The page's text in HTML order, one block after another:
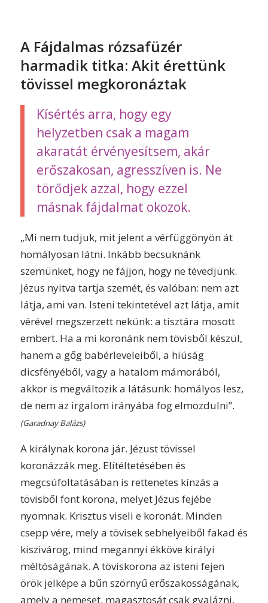
A Fájdalmas rózsafüzér
harmadik titka: Akit érettünk
tövissel megkoronáztak
Kísértés arra, hogy egy
helyzetben csak a magam
akaratát érvényesítsem, akár
erőszakosan, agresszíven is. Ne
törődjek azzal, hogy ezzel
másnak fájdalmat okozok.
„Mi nem tudjuk, mit jelent a vérfüggönyön át
homályosan látni. Inkább becsuknánk
szemünket, hogy ne fájjon, hogy ne tévedjünk.
Jézus nyitva tartja szemét, és valóban: nem azt
látja, ami van. Isteni tekintetével azt látja, amit
vérével megszerzett nekünk: a tisztára mosott
embert. Ha a mi koronánk nem tövisből készül,
hanem a gőg babérleveleiből, a hiúság
dicsfényéből, vagy a hatalom mámorából,
akkor is megváltozik a látásunk: homályos lesz,
de nem az irgalom irányába fog elmozdulni”.
(Garadnay Balázs)
A királynak korona jár. Jézust tövissel
koronázzák meg. Elítéltetésében és
megcsúfoltatásában is rettenetes kínzás a
tövisből font korona, melyet Jézus fejébe
nyomnak. Krisztus viseli e koronát. Minden
csepp vére, mely a tövisek sebhelyeiből fakad és
kiszivárog, mind megannyi ékköve királyi
méltóságának. A töviskorona az isteni fejen
örök jelképe a bűn szörnyű erőszakosságának,
amely a nemeset, magasztosát csak gyalázni,